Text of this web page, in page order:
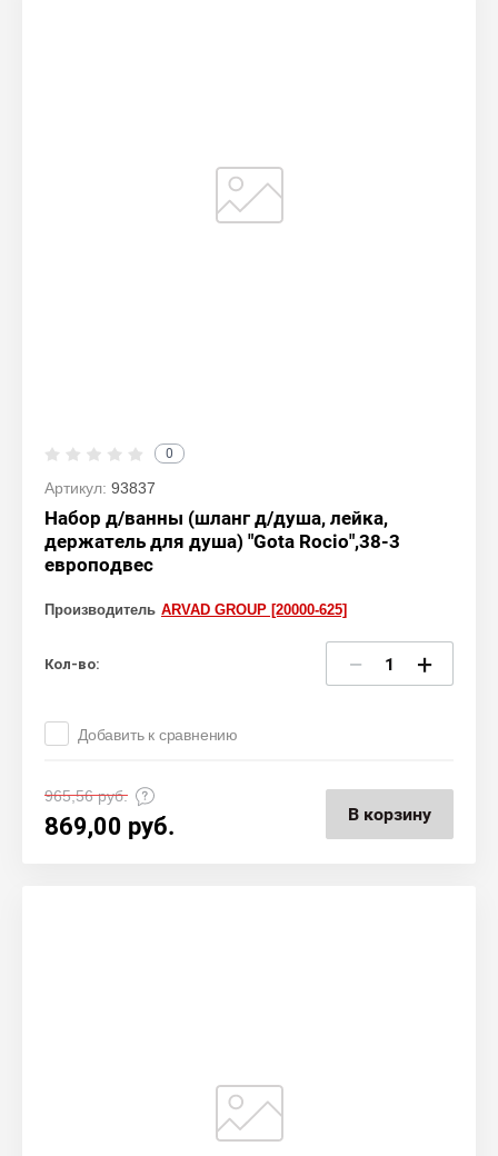
0
Артикул: 93837
Набор д/ванны (шланг д/душа, лейка,
держатель для душа) "Gota Rocio",38-3
европодвес
Производитель ARVAD GROUP [20000-625]
Кол-во: − +
Добавить к сравнению
965,56руб.
869,00 руб. В корзину